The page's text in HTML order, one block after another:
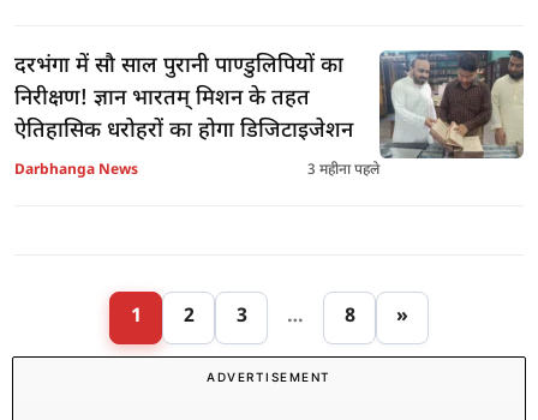
दरभंगा में सौ साल पुरानी पाण्डुलिपियों का
निरीक्षण! ज्ञान भारतम् मिशन के तहत
ऐतिहासिक धरोहरों का होगा डिजिटाइजेशन
Darbhanga News 3 महीना पहले
1 2 3 … 8 »
ADVERTISEMENT